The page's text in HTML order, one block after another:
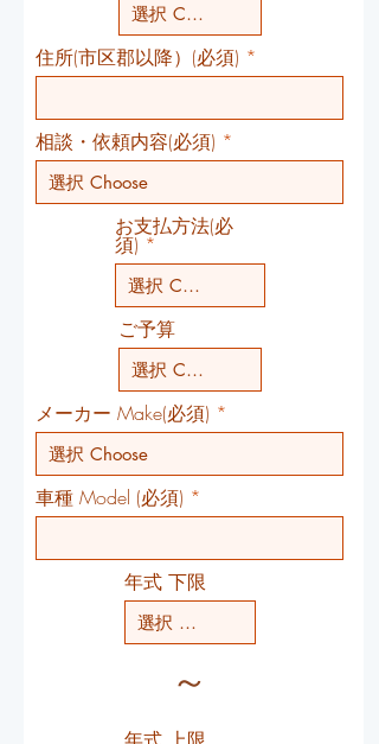
住所(市区郡以降）(必須)
相談・依頼内容(必須)
お支払方法(必
須)
ご予算
メーカー Make(必須)
車種 Model (必須)
年式 下限
～